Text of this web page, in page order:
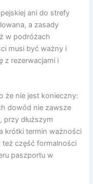
ani do strefy
a zasady
w podróżach
musi być ważny i
z rezerwacjami i
że nie jest konieczny:
dowód nie zawsze
dłuższym
krótki termin ważności
też część formalności
paszportu w